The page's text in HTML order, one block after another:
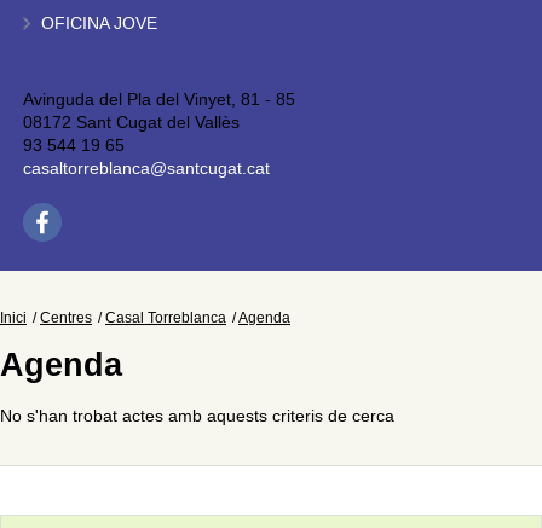
OFICINA JOVE
Avinguda del Pla del Vinyet, 81 - 85
08172 Sant Cugat del Vallès
93 544 19 65
casaltorreblanca@santcugat.cat
Inici Centres Casal Torreblanca Agenda
Agenda
No s'han trobat actes amb aquests criteris de cerca